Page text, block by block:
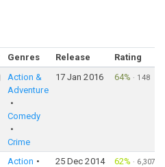
Genres Release
Rating
Action &
Adventure
Comedy
Crime
17 Jan 2016 64% · 148
Action
25 Dec 2014 62% · 6,307